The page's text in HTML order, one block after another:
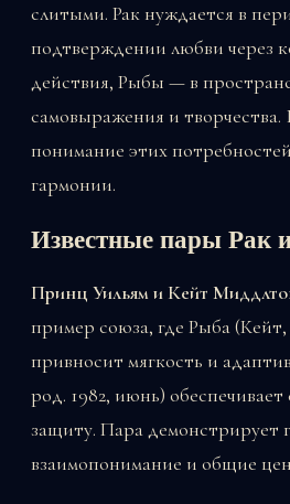
слитыми. Рак нуждается в
подтверждении любви через
действия, Рыбы — в
самовыражения и творчества.
понимание этих
гармонии.
Известные пары Рак
Принц Уильям и Кейт
пример союза, где Рыба (Кейт,
привносит мягкость и
род. 1982, июнь) обеспечивает
защиту. Пара демонстрирует
взаимопонимание и общие